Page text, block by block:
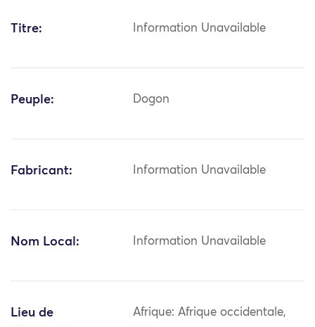
Titre: Information Unavailable
Peuple: Dogon
Fabricant: Information Unavailable
Nom Local: Information Unavailable
Lieu de
Afrique: Afrique occidentale,